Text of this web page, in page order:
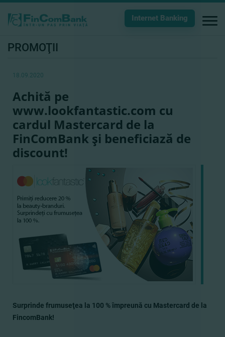
Internet Banking
PROMOŢII
18.09.2020
Achită pe
www.lookfantastic.com cu
cardul Mastercard de la
FinComBank şi beneficiază de
discount!
Surprinde frumuseţea la 100 %împreună cu Mastercard de la
FincomBank!